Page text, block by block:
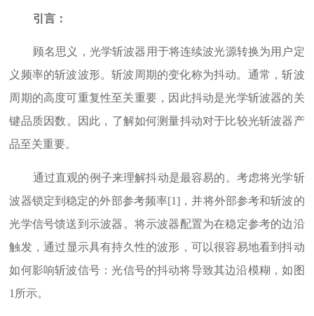
引言：
顾名思义，光学斩波器用于将连续波光源转换为用户定
义频率的斩波波形。斩波周期的变化称为抖动。通常，斩波
周期的高度可重复性至关重要，因此抖动是光学斩波器的关
键品质因数。因此，了解如何测量抖动对于比较光斩波器产
品至关重要。
通过直观的例子来理解抖动是最容易的。考虑将光学斩
波器锁定到稳定的外部参考频率[1]，并将外部参考和斩波的
光学信号馈送到示波器。将示波器配置为在稳定参考的边沿
触发，通过显示具有持久性的波形，可以很容易地看到抖动
如何影响斩波信号：光信号的抖动将导致其边沿模糊，如图
1所示。